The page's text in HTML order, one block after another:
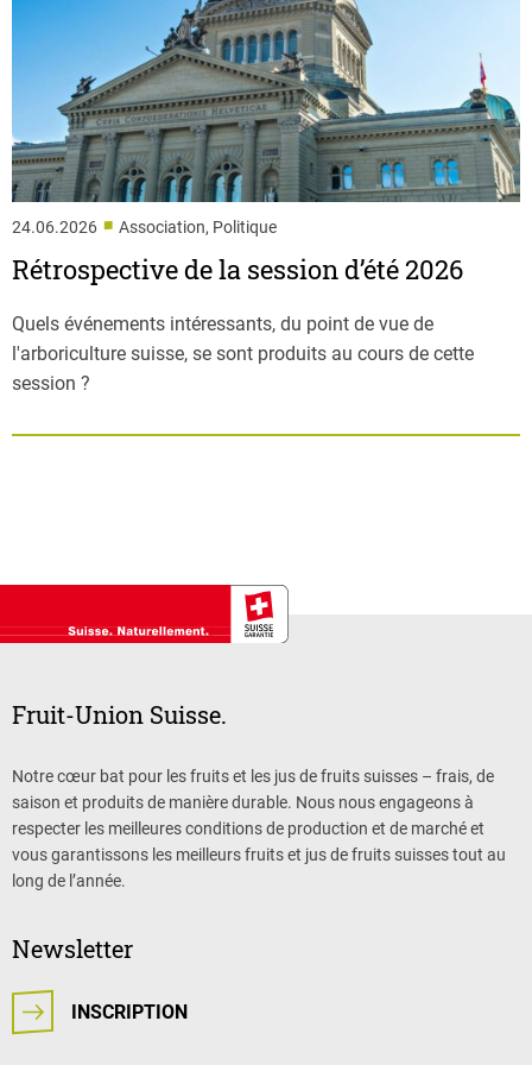
24.06.2026 ■ Association, Politique
Rétrospective de la session d’été 2026
Quels événements intéressants, du point de vue de
l'arboriculture suisse, se sont produits au cours de cette
session ?
Fruit-Union Suisse.
Notre cœur bat pour les fruits et les jus de fruits suisses – frais, de
saison et produits de manière durable. Nous nous engageons à
respecter les meilleures conditions de production et de marché et
vous garantissons les meilleurs fruits et jus de fruits suisses tout au
long de l’année.
Newsletter
INSCRIPTION